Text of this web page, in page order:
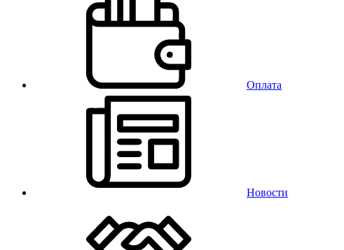
Оплата
Новости